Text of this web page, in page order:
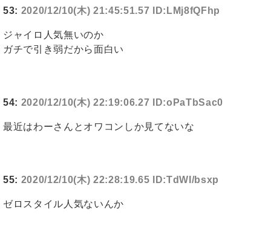
53: 2020/12/10(木) 21:45:51.57 ID:LMj8fQFhp
ジャイロ人気無いのか
ガチで引き弱だから面白い
54: 2020/12/10(木) 22:19:06.27 ID:oPaTbSac0
最近はわーさんとオワコンしか見てないな
55: 2020/12/10(木) 22:28:19.65 ID:TdWI/bsxp
ゼロスタイル人気ないんか